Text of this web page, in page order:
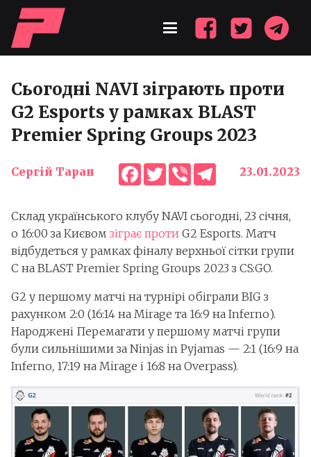
Сьогодні NAVI зіграють проти
G2 Esports у рамках BLAST
Premier Spring Groups 2023
Сергій Таран Facebook
Twitter
ViberTelegram
23.01.2023
Склад українського клубу NAVI сьогодні, 23 січня,
о 16:00 за Києвом зіграє проти G2 Esports. Матч
відбудеться у рамках фіналу верхньої сітки групи
C на BLAST Premier Spring Groups 2023 з CS:GO.
G2 у першому матчі на турнірі обіграли BIG з
рахунком 2:0 (16:14 на Mirage та 16:9 на Inferno).
Народжені Перемагати у першому матчі групи
були сильнішими за Ninjas in Pyjamas — 2:1 (16:9 на
Inferno, 17:19 на Mirage і 16:8 на Overpass).